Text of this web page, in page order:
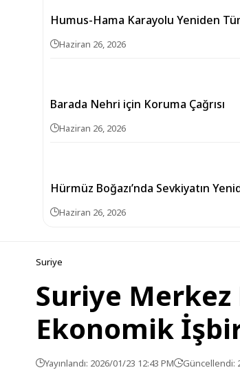
Humus-Hama Karayolu Yeniden
Haziran 26, 2026
Barada Nehri için Koruma Çağrısı
Haziran 26, 2026
Hürmüz Boğazı’nda Sevkiyatın
Haziran 26, 2026
Suriye
Suriye Merkez
Ekonomik
Yayınlandı: 2026/01/23 12:43 PM Güncellendi: